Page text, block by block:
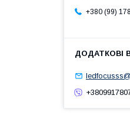
+380 (99)